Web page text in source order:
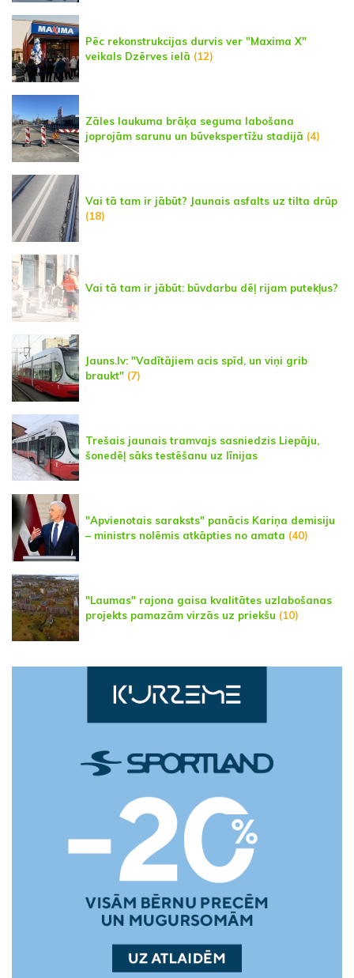
Pēc rekonstrukcijas durvis ver "Maxima X"
veikals Dzērves ielā (12)
Zāles laukuma brāķa seguma labošana
joprojām sarunu un būvekspertīžu stadijā (4)
Vai tā tam ir jābūt? Jaunais asfalts uz tilta drūp
(18)
Vai tā tam ir jābūt: būvdarbu dēļ rijam putekļus?
Jauns.lv: "Vadītājiem acis spīd, un viņi grib
braukt" (7)
Trešais jaunais tramvajs sasniedzis Liepāju,
šonedēļ sāks testēšanu uz līnijas
"Apvienotais saraksts" panācis Kariņa demisiju
– ministrs nolēmis atkāpties no amata (40)
"Laumas" rajona gaisa kvalitātes uzlabošanas
projekts pamazām virzās uz priekšu (10)